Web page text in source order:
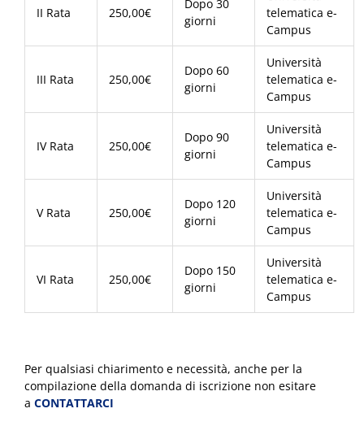
II Rata 250,00€
Dopo 30
giorni
telematica e-
Campus
III Rata 250,00€
Dopo 60
giorni
Università
telematica e-
Campus
IV Rata 250,00€
Dopo 90
giorni
Università
telematica e-
Campus
V Rata 250,00€
Dopo 120
giorni
Università
telematica e-
Campus
VI Rata 250,00€
Dopo 150
giorni
Università
telematica e-
Campus
Per qualsiasi chiarimento e necessità, anche per la
compilazione della domanda di iscrizione non esitare
a CONTATTARCI